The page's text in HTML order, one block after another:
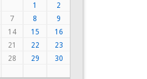
1
2
7 8
9
14 15
16
21 22
23
28 29
30